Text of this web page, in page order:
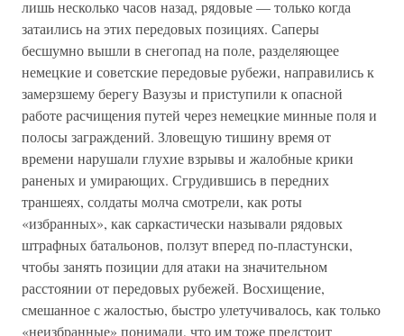
лишь несколько часов назад, рядовые — только когда
затаились на этих передовых позициях. Саперы
бесшумно вышли в снегопад на поле, разделяющее
немецкие и советские передовые рубежи, направились к
замерзшему берегу Вазузы и приступили к опасной
работе расчищения путей через немецкие минные поля и
полосы заграждений. Зловещую тишину время от
времени нарушали глухие взрывы и жалобные крики
раненых и умирающих. Сгрудившись в передних
траншеях, солдаты молча смотрели, как роты
«избранных», как саркастически называли рядовых
штрафных батальонов, ползут вперед по-пластунски,
чтобы занять позиции для атаки на значительном
расстоянии от передовых рубежей. Восхищение,
смешанное с жалостью, быстро улетучивалось, как только
«неизбранные» понимали, что им тоже предстоит